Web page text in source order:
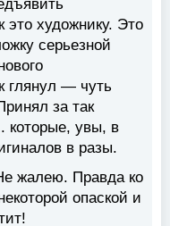
художнику. Это
серьезной
глянул — чуть
за так
которые, увы, в
в разы.
жалею. Правда ко
опаской и